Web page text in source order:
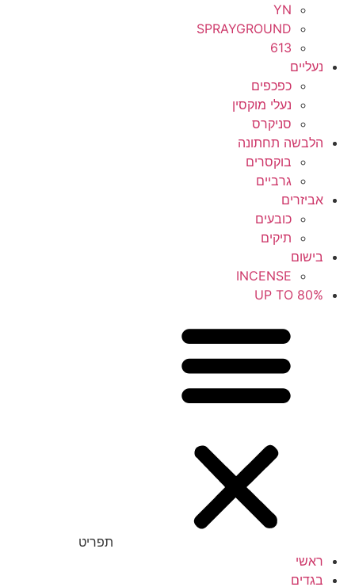
YN
SPRAYGROUND
613
נעליים
כפכפים
נעלי מוקסין
סניקרס
הלבשה תחתונה
בוקסרים
גרביים
אביזרים
כובעים
תיקים
בישום
INCENSE
UP TO 80%
תפריט
ראשי
בגדים